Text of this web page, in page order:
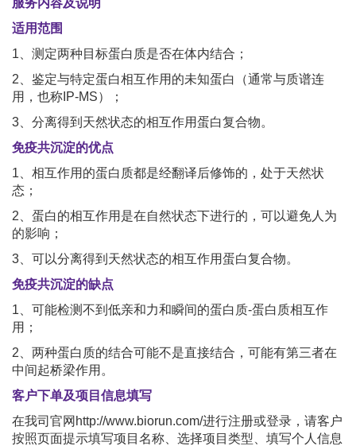
服务内容及说明
适用范围
1、测定两种目标蛋白质是否在体内结合；
2、鉴定与特定蛋白相互作用的未知蛋白（通常与质谱连
用，也称IP-MS）；
3、分离得到天然状态的相互作用蛋白复合物。
免疫共沉淀的优点
1、相互作用的蛋白质都是经翻译后修饰的，处于天然状
态；
2、蛋白的相互作用是在自然状态下进行的，可以避免人为
的影响；
3、可以分离得到天然状态的相互作用蛋白复合物。
免疫共沉淀的缺点
1、可能检测不到低亲和力和瞬间的蛋白质-蛋白质相互作
用；
2、两种蛋白质的结合可能不是直接结合，可能有第三者在
中间起桥梁作用。
客户下单及项目信息填写
在我司官网http://www.biorun.com/进行注册或登录，请客户
按照页面提示填写项目名称、选择项目类型、填写个人信息